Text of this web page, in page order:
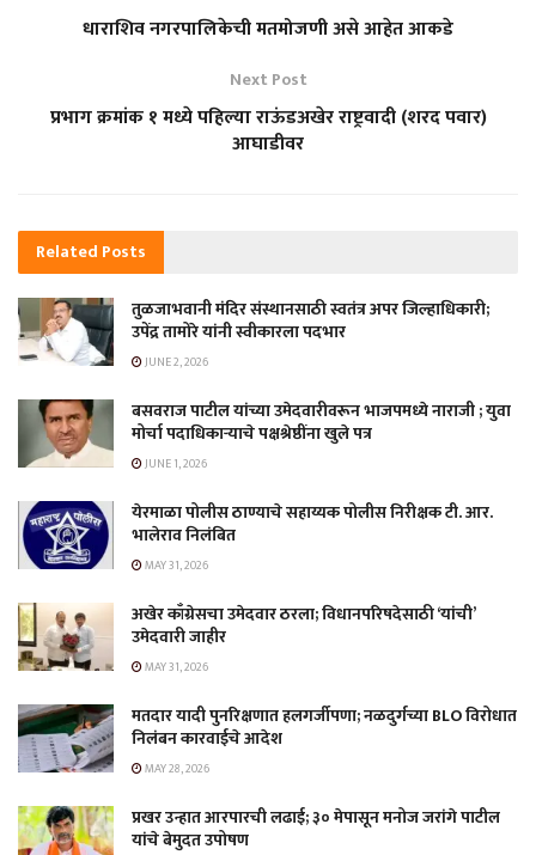
धाराशिव नगरपालिकेची मतमोजणी असे आहेत आकडे
Next Post
प्रभाग क्रमांक १ मध्ये पहिल्या राऊंडअखेर राष्ट्रवादी (शरद पवार)
आघाडीवर
Related Posts
तुळजाभवानी मंदिर संस्थानसाठी स्वतंत्र अपर जिल्हाधिकारी;
उपेंद्र तामोरे यांनी स्वीकारला पदभार
JUNE 2, 2026
बसवराज पाटील यांच्या उमेदवारीवरून भाजपमध्ये नाराजी ; युवा
मोर्चा पदाधिकाऱ्याचे पक्षश्रेष्ठींना खुले पत्र
JUNE 1, 2026
येरमाळा पोलीस ठाण्याचे सहाय्यक पोलीस निरीक्षक टी. आर.
भालेराव निलंबित
MAY 31, 2026
अखेर काँग्रेसचा उमेदवार ठरला; विधानपरिषदेसाठी ‘यांची’
उमेदवारी जाहीर
MAY 31, 2026
मतदार यादी पुनरिक्षणात हलगर्जीपणा; नळदुर्गच्या BLO विरोधात
निलंबन कारवाईचे आदेश
MAY 28, 2026
प्रखर उन्हात आरपारची लढाई; ३० मेपासून मनोज जरांगे पाटील
यांचे बेमुदत उपोषण